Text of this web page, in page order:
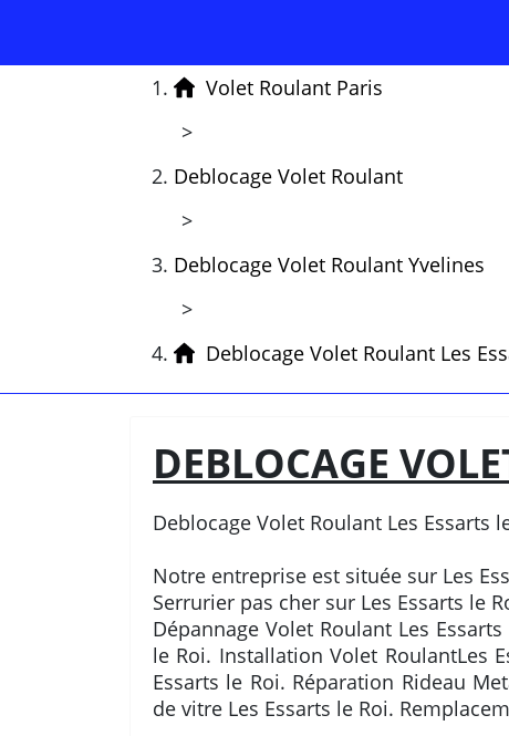
Volet Roulant Paris
>
Deblocage Volet Roulant
>
Deblocage Volet Roulant Yvelines
>
Deblocage Volet Roulant Les
DEBLOCAGE
Deblocage Volet Roulant Les Essarts
Notre entreprise est située sur Les
Serrurier pas cher sur Les Essarts le
Dépannage Volet Roulant Les
le Roi. Installation Volet RoulantLes
Essarts le Roi. Réparation Rideau
de vitre Les Essarts le Roi.